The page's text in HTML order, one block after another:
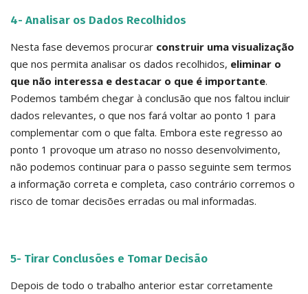
4- Analisar os Dados Recolhidos
Nesta fase devemos procurar construir uma visualização
que nos permita analisar os dados recolhidos, eliminar o
que não interessa e destacar o que é importante.
Podemos também chegar à conclusão que nos faltou incluir
dados relevantes, o que nos fará voltar ao ponto 1 para
complementar com o que falta. Embora este regresso ao
ponto 1 provoque um atraso no nosso desenvolvimento,
não podemos continuar para o passo seguinte sem termos
a informação correta e completa, caso contrário corremos o
risco de tomar decisões erradas ou mal informadas.
5- Tirar Conclusões e Tomar Decisão
Depois de todo o trabalho anterior estar corretamente